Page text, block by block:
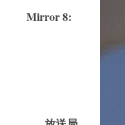
Mirror 8: